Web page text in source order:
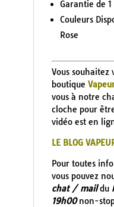
Garantie de 1
Couleurs
Rose
Vous souhaitez
boutique
vous à notre
cloche pour
vidéo est en
LE BLOG
Pour toutes
vous pouvez
chat / maildu
19h00non-stop